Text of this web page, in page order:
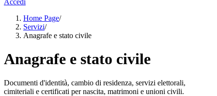
Accedi
Home Page/
Servizi/
Anagrafe e stato civile
Anagrafe e stato civile
Documenti d'identità, cambio di residenza, servizi elettorali,
cimiteriali e certificati per nascita, matrimoni e unioni civili.